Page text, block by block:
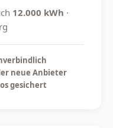
12.000 kWh ·
neue Anbieter
gesichert